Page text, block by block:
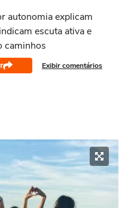
autonomia explicam
escuta ativa e
caminhos
Exibir comentários